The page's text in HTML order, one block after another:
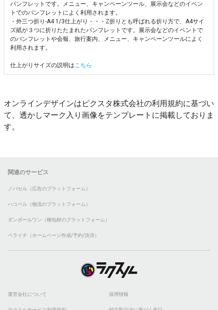
パンフレットです。メニュー、キャンペーンツール、展示会などのイベン
トでのパンフレットによく利用されます。
・外三つ折り-A4 1/3仕上がり・・・Z折りとも呼ばれる折り方で、A4サイ
ズ紙が３つに折りたたまれたパンフレットです。展示会などのイベントで
のパンフレットや会報、旅行案内、メニュー、キャンペーンツールによく
利用されます。
仕上がりサイズの説明はこちら
オンラインデザインはピクスタ株式会社の利用規約に基づい
て、透かしマーク入り画像をテンプレートに掲載しておりま
す。
関連のサービス
ノバセル（広告のプラットフォーム）
ハコベル（物流のプラットフォーム）
ダンボールワン（梱包材のプラットフォーム）
ペライチ（ホームページ作成/予約/決済）
運営会社について 採用情報